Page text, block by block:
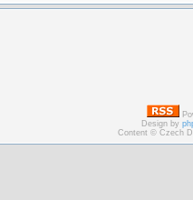
Design by
Content © Czech